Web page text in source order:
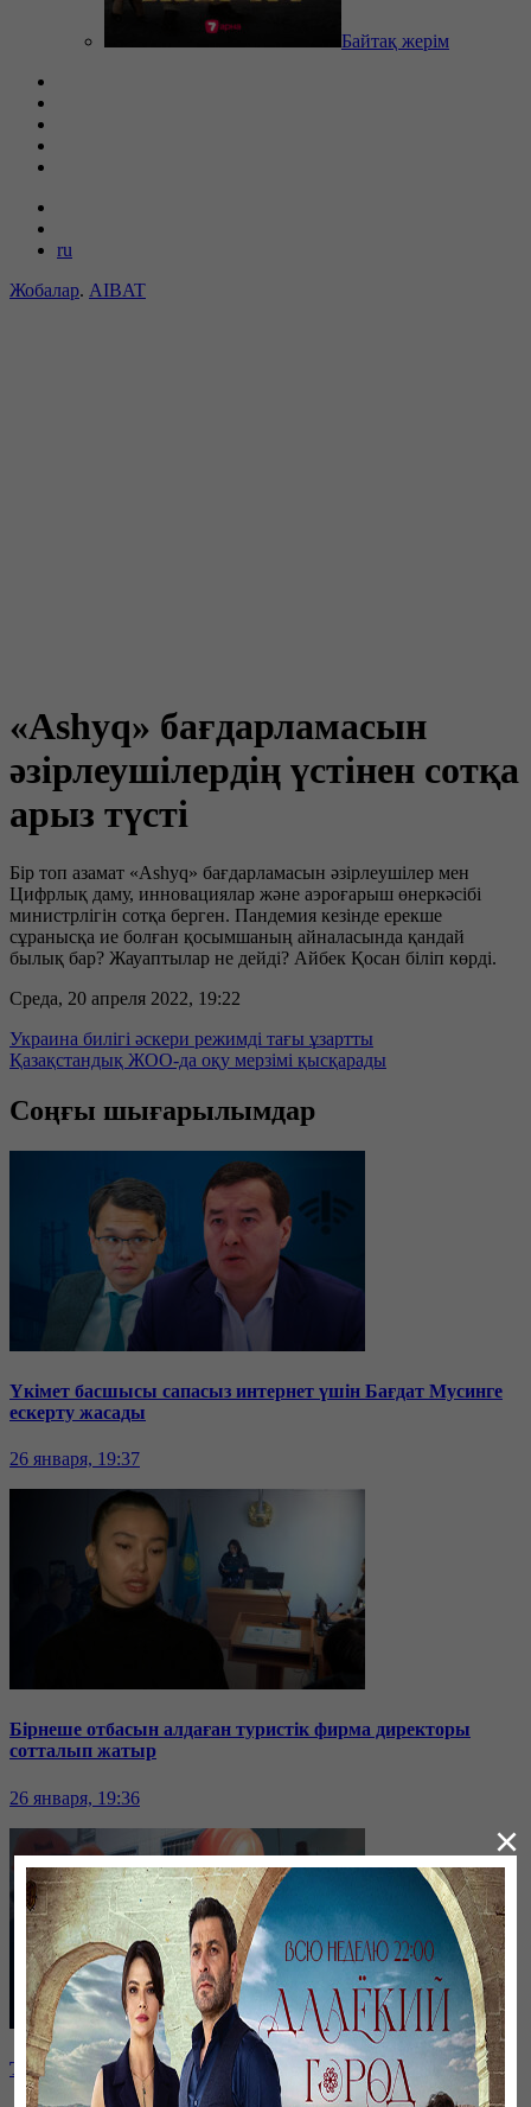
Байтақ жерім
ru
Жобалар. AIBAT
«Ashyq» бағдарламасын
әзірлеушілердің үстінен сотқа
арыз түсті
Бір топ азамат «Ashyq» бағдарламасын әзірлеушілер мен
Цифрлық даму, инновациялар және аэроғарыш өнеркәсібі
министрлігін сотқа берген. Пандемия кезінде ерекше
сұранысқа ие болған қосымшаның айналасында қандай
былық бар? Жауаптылар не дейді? Айбек Қосан біліп көрді.
Среда, 20 апреля 2022, 19:22
Украина билігі әскери режимді тағы ұзартты
Қазақстандық ЖОО-да оқу мерзімі қысқарады
Соңғы шығарылымдар
Үкімет басшысы сапасыз интернет үшін Бағдат Мусинге
ескерту жасады
26 января, 19:37
Бірнеше отбасын алдаған туристік фирма директоры
сотталып жатыр
26 января, 19:36
Таразда ТЭЦ қызметкерлері жалақы көтеруді талап етті
×